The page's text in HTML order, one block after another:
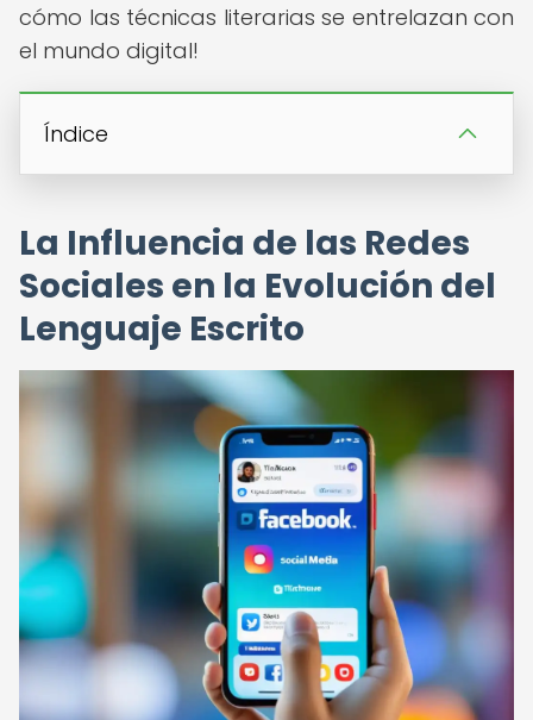
cómo las técnicas literarias se entrelazan con
el mundo digital!
Índice
La Influencia de las Redes
Sociales en la Evolución del
Lenguaje Escrito